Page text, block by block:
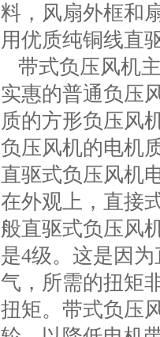
料，风扇外框和
用优质纯铜线直
带式负压风机
实惠的普通负压
质的方形负压风
负压风机的电机
直驱式负压风机
在外观上，直接
般直驱式负压风
是4级。这是因
气，所需的扭矩
扭矩。带式负压